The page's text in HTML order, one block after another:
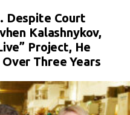
Despite Court
Kalashnykov,
Project, He
Three Years